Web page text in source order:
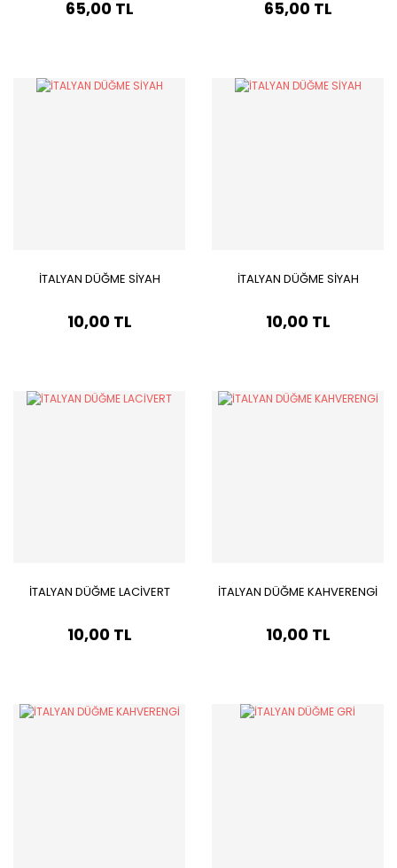
65,00 TL 65,00 TL
İTALYAN DÜĞME SİYAH
10,00 TL
İTALYAN DÜĞME SİYAH
10,00 TL
İTALYAN DÜĞME LACİVERT
10,00 TL
İTALYAN DÜĞME KAHVERENGİ
10,00 TL